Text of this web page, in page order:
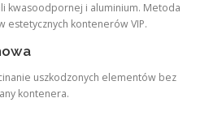
kwasoodpornej i aluminium. Metoda
estetycznych kontenerów VIP.
uszkodzonych elementów bez
kontenera.